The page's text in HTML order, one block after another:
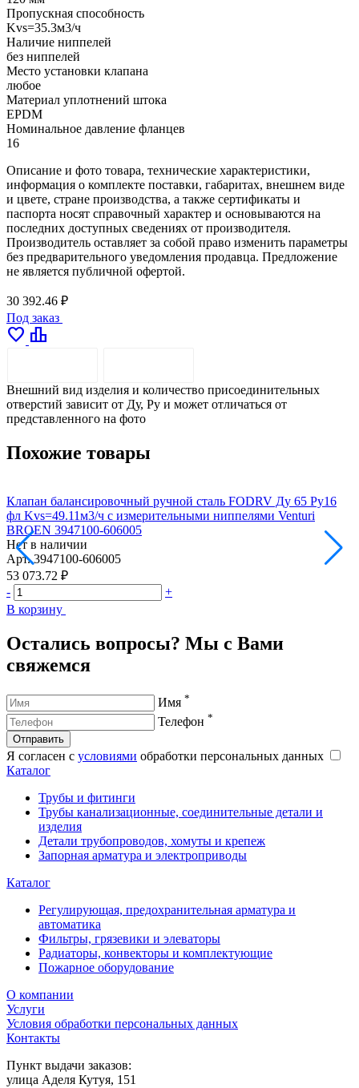
Пропускная способность
Kvs=35.3м3/ч
Наличие ниппелей
без ниппелей
Место установки клапана
любое
Материал уплотнений штока
EPDM
Номинальное давление фланцев
16
Описание и фото товара, технические характеристики,
информация о комплекте поставки, габаритах, внешнем виде
и цвете, стране производства, а также сертификаты и
паспорта носят справочный характер и основываются на
последних доступных сведениях от производителя.
Производитель оставляет за собой право изменить параметры
без предварительного уведомления продавца. Предложение
не является публичной офертой.
30 392.46 ₽
Под заказ
favorite leaderboard
Внешний вид изделия и количество присоединительных
отверстий зависит от Ду, Pу и может отличаться от
представленного на фото
Похожие товары
Клапан балансировочный ручной сталь FODRV Ду 65 Ру16
фл Kvs=49.11м3/ч с измерительными ниппелями Venturi
BROEN 3947100-606005
Нет в наличии
Арт. 3947100-606005
53 073.72 ₽
-
+
В корзину
Остались вопросы? Мы с Вами
свяжемся
Имя *
Телефон *
Отправить
Я согласен с условиями обработки персональных данных
Каталог
Трубы и фитинги
Трубы канализационные, соединительные детали и
изделия
Детали трубопроводов, хомуты и крепеж
Запорная арматура и электроприводы
Каталог
Регулирующая, предохранительная арматура и
автоматика
Фильтры, грязевики и элеваторы
Радиаторы, конвекторы и комплектующие
Пожарное оборудование
О компании
Услуги
Условия обработки персональных данных
Контакты
Пункт выдачи заказов:
​улица Аделя Кутуя, 151